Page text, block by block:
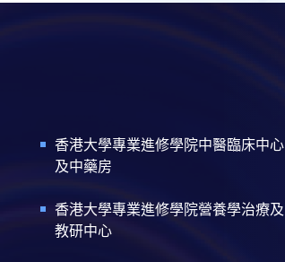
香港大學專業進修學院中醫臨床中心
及中藥房
香港大學專業進修學院營養學治療及
教研中心